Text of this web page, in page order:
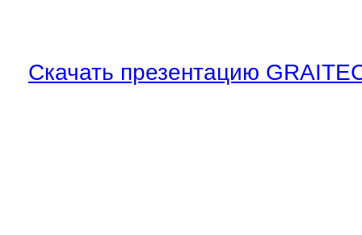
Скачать презентацию